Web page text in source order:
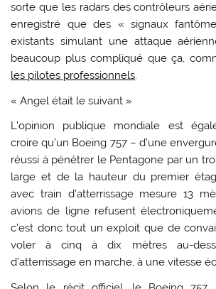
sorte que les radars des contrôleurs
enregistré que des « signaux
existants simulant une attaque
beaucoup plus compliqué que ça,
les pilotes professionnels.
« Angel était le suivant »
L’opinion publique mondiale est
croire qu’un Boeing 757 – d’une
réussi à pénétrer le Pentagone par un
large et de la hauteur du premier
avec train d’atterrissage mesure 13
avions de ligne refusent
c’est donc tout un exploit que de
voler à cinq à dix mètres au-
d’atterrissage en marche, à une vitesse